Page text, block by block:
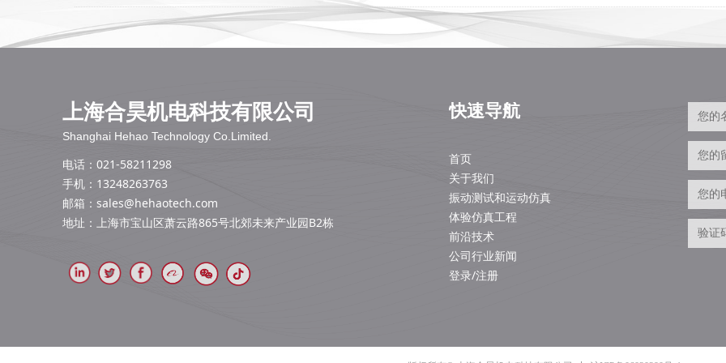
上海合昊机电科技有限公司
Shanghai Hehao Technology Co.Limited.
电话：021-58211298
手机：13248263763
邮箱： sales@hehaotech.com
地址：上海市宝山区萧云路865号北郊未来产业园B2栋
快速导航
首页
关于我们
振动测试和运动仿真
体验仿真工程
前沿技术
公司行业新闻
登录/注册